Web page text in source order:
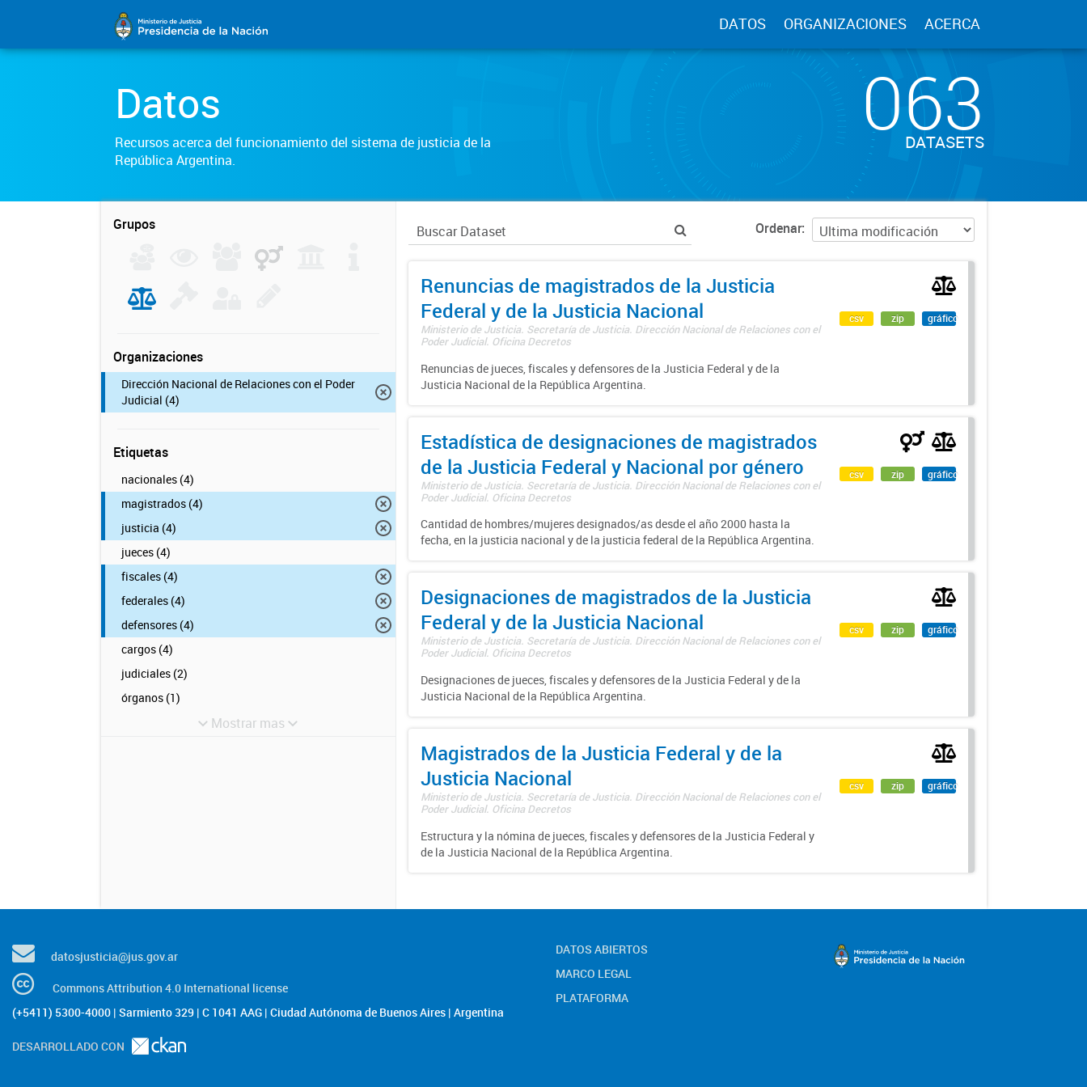
DATOS ORGANIZACIONES ACERCA
Datos
Recursos acerca del funcionamiento del sistema de justicia de la
República Argentina.
063
DATASETS
Grupos
Organizaciones
Dirección Nacional de Relaciones con el Poder
Judicial (4)
Etiquetas
nacionales (4)
magistrados (4)
justicia (4)
jueces (4)
fiscales (4)
federales (4)
defensores (4)
cargos (4)
judiciales (2)
órganos (1)
Mostrar mas
Ordenar
Renuncias de magistrados de la Justicia
Federal y de la Justicia Nacional
Ministerio de Justicia. Secretaría de Justicia. Dirección Nacional de Relaciones con el
Poder Judicial. Oficina Decretos
Renuncias de jueces, fiscales y defensores de la Justicia Federal y de la
Justicia Nacional de la República Argentina.
csv zip gráfico
Estadística de designaciones de magistrados
de la Justicia Federal y Nacional por género
Ministerio de Justicia. Secretaría de Justicia. Dirección Nacional de Relaciones con el
Poder Judicial. Oficina Decretos
Cantidad de hombres/mujeres designados/as desde el año 2000 hasta la
fecha, en la justicia nacional y de la justicia federal de la República Argentina.
csv zip gráfico
Designaciones de magistrados de la Justicia
Federal y de la Justicia Nacional
Ministerio de Justicia. Secretaría de Justicia. Dirección Nacional de Relaciones con el
Poder Judicial. Oficina Decretos
Designaciones de jueces, fiscales y defensores de la Justicia Federal y de la
Justicia Nacional de la República Argentina.
csv zip gráfico
Magistrados de la Justicia Federal y de la
Justicia Nacional
Ministerio de Justicia. Secretaría de Justicia. Dirección Nacional de Relaciones con el
Poder Judicial. Oficina Decretos
Estructura y la nómina de jueces, fiscales y defensores de la Justicia Federal y
de la Justicia Nacional de la República Argentina.
csv zip gráfico
datosjusticia@jus.gov.ar
Commons Attribution 4.0 International license
(+5411) 5300-4000 | Sarmiento 329 | C 1041 AAG | Ciudad Autónoma de Buenos Aires | Argentina
DESARROLLADO CON
DATOS ABIERTOS
MARCO LEGAL
PLATAFORMA